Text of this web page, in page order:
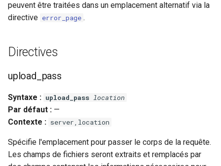
libcjson
limit-rate
limit-traffic
lmdb
lock
peuvent être traitées dans un emplacement alternatif via la
directive error_page .
Directives
upload_pass
Syntaxe : upload_pass location
Par défaut : —
Contexte : server,location
Spécifie l'emplacement pour passer le corps de la requête.
Les champs de fichiers seront extraits et remplacés par